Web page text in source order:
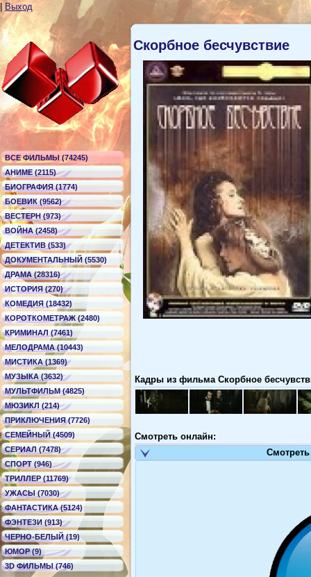
Выход
ВСЕ ФИЛЬМЫ (74245)
АНИМЕ (2115)
БИОГРАФИЯ (1774)
БОЕВИК (9562)
ВЕСТЕРН (973)
ВОЙНА (2458)
ДЕТЕКТИВ (533)
ДОКУМЕНТАЛЬНЫЙ (5530)
ДРАМА (28316)
ИСТОРИЯ (270)
КОМЕДИЯ (18432)
КОРОТКОМЕТРАЖ (2480)
КРИМИНАЛ (7461)
МЕЛОДРАМА (10443)
МИСТИКА (1369)
МУЗЫКА (3632)
МУЛЬТФИЛЬМ (4825)
МЮЗИКЛ (214)
ПРИКЛЮЧЕНИЯ (7726)
СЕМЕЙНЫЙ (4509)
СЕРИАЛ (7478)
СПОРТ (946)
ТРИЛЛЕР (11769)
УЖАСЫ (7030)
ФАНТАСТИКА (5124)
ФЭНТЕЗИ (913)
ЧЕРНО-БЕЛЫЙ (19)
ЮМОР (9)
3D ФИЛЬМЫ (746)
Скорбное бесчувствие
Кадры из фильма Скорбное
Смотреть онлайн: